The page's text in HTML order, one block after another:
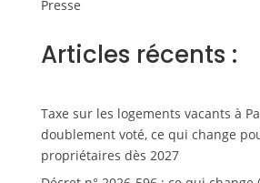
Presse
Articles récents :
Taxe sur les logements vacants à
doublement voté, ce qui change
propriétaires dès 2027